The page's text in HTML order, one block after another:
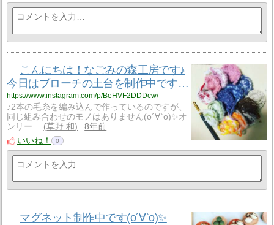
こんにちは！なごみの森工房です♪
今日はブローチの土台を制作中です…
https://www.instagram.com/p/BeHVF2DDDcw/
♪2本の毛糸を編み込んで作っているのですが、
同じ組み合わせのモノはありません(о´∀`о)✨オ
ンリー…
草野 和
8年前
いいね！
0
マグネット制作中です(о´∀`о)✨